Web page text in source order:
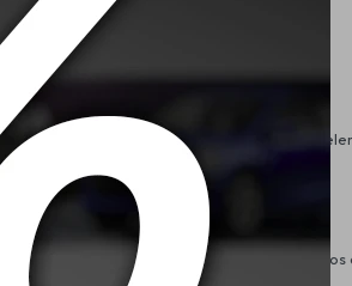
que protege la pintura del vehículo de los
de microfibra limpia y suave, en movimientos